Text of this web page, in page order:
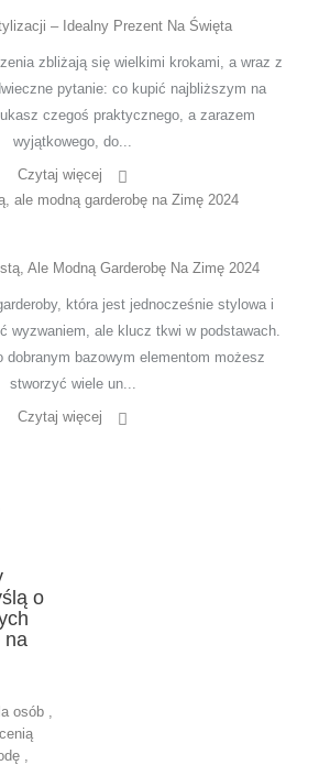
– Idealny Prezent Na Święta
zbliżają się wielkimi krokami, a wraz z
pytanie: co kupić najbliższym na
czegoś praktycznego, a zarazem
wyjątkowego, do...
Czytaj więcej
Ale Modną Garderobę Na Zimę 2024
która jest jednocześnie stylowa i
wyzwaniem, ale klucz tkwi w podstawach.
dobranym bazowym elementom możesz
stworzyć wiele un...
Czytaj więcej
o
na
osób ,
,